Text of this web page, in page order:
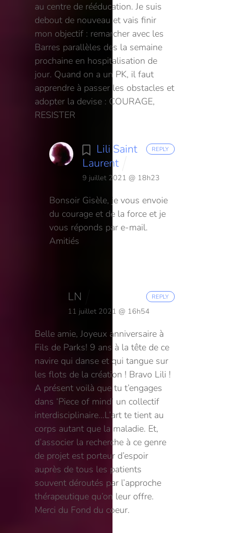
au centre de rééducation. Je suis
debout de nouveau et vais finir
mon objectif : remarcher avec les
Barres parallèles des la semaine
prochaine en hospitalisation de
jour. Quand on a un PK, il faut
apprendre à passer les obstacles et
adopter la devise : COURAGE,
RESISTER
Lili Saint
Laurent
9 juillet 2021 @ 18h23
Bonsoir Gisèle, je vous envoie
du courage et de la force et je
vous réponds par e-mail.
Amitiés
REPLY
LN
11 juillet 2021 @ 16h54
Belle amie, Joyeux anniversaire à
Fils de Parks! 9 ans à la tête de ce
navire qui danse et qui tangue sur
les flots de la création ! Bravo Lili !
A présent voilà que tu t’engages
dans ‘Piece of mind’ un collectif
interdisciplinaire…L’art te tient au
corps autant que la maladie. Et,
d’associer la recherche à ce genre
de projet est porteur d’espoir
auprès de tous les patients
souvent déroutés par l’approche
thérapeutique qu’on leur offre.
Merci du Fond du coeur.
REPLY